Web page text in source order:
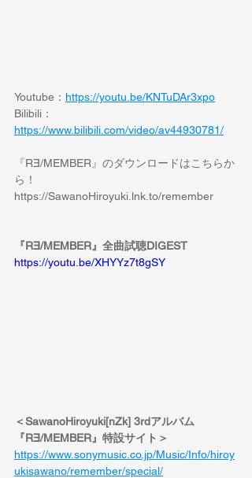
Youtube： https://youtu.be/KNTuDAr3xpo
Bilibili：
https://www.bilibili.com/video/av44930781/
『R∃/MEMBER』のダウンロードはこちらか
ら！
https://SawanoHiroyuki.lnk.to/remember
『R∃/MEMBER』全曲試聴DIGEST
https://youtu.be/XHYYz7t8gSY
＜SawanoHiroyuki[nZk] 3rdアルバム
『R∃/MEMBER』特設サイト＞
https://www.sonymusic.co.jp/Music/Info/hiroy
ukisawano/remember/special/